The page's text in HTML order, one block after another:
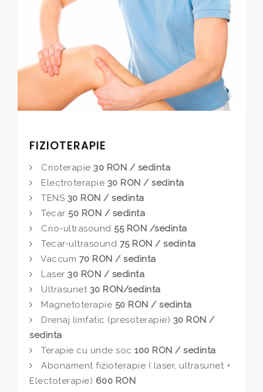
FIZIOTERAPIE
Crioterapie 30 RON / sedinta
Electroterapie 30 RON / sedinta
TENS 30 RON / sedinta
Tecar 50 RON / sedinta
Crio-ultrasound 55 RON /sedinta
Tecar-ultrasound 75 RON / sedinta
Vaccum 70 RON / sedinta
Laser 30 RON / sedinta
Ultrasunet 30 RON/sedinta
Magnetoterapie 50 RON / sedinta
Drenaj limfatic (presoterapie) 30 RON /
sedinta
Terapie cu unde soc 100 RON / sedinta
Abonament fizioterapie ( laser, ultrasunet +
Electoterapie) 600 RON